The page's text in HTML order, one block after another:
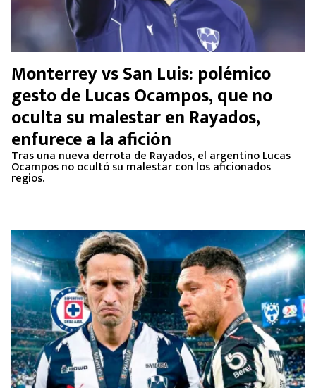
Monterrey vs San Luis: polémico
gesto de Lucas Ocampos, que no
oculta su malestar en Rayados,
enfurece a la afición
Tras una nueva derrota de Rayados, el argentino Lucas
Ocampos no ocultó su malestar con los aficionados
regios.